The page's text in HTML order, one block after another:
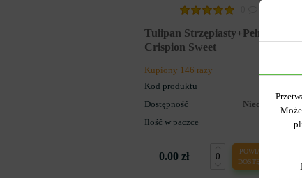
Tulipan Strzępiasty+Pełny
Crispion Sweet
Kupiony 146 razy
Kod produktu
Dostępność
Niedostępny
Ilość w paczce
0.00 zł
POWIADOM O
DOSTĘPNOŚCI